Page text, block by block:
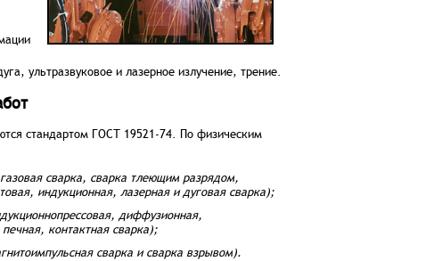
ультразвуковое и лазерное излучение, трение.
стандартом ГОСТ 19521-74. По физическим
сварка, сварка тлеющим разрядом,
индукционная, лазерная и дуговая сварка);
диффузионная,
контактная сварка);
сварка и сварка взрывом).